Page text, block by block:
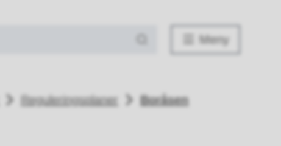
Meny
Reguleringsplaner Boråsen